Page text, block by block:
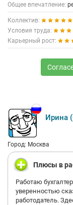
Общее впечатление:
Коллектив:
Условия труда:
Карьерный рост:
Ирина
Город: Москва
Плюсы в
Работаю
уверенностью
работодатель.